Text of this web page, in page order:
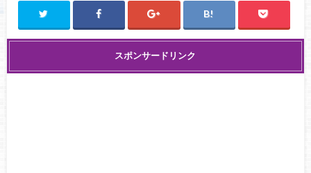
スポンサードリンク